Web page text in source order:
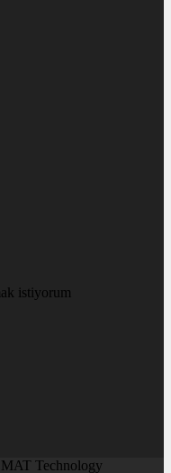
istiyorum
MAT Technology